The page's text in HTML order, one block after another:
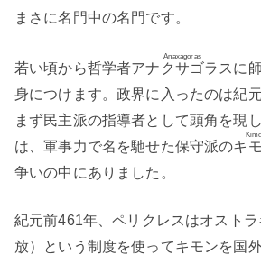
まさに名門中の名門です。
若い頃から哲学者アナクサゴラス
Anaxagoras
に
身につけます。政界に入ったのは紀
まず民主派の指導者として頭角を現
は、軍事力で名を馳せた保守派のキ
争いの中にありました。
紀元前461年、ペリクレスはオスト
放）という制度を使ってキモンを国